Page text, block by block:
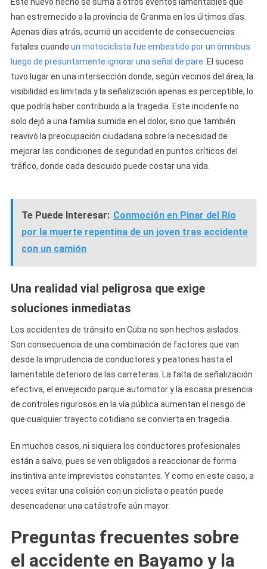
Este nuevo hecho se suma a otros eventos lamentables que
han estremecido a la provincia de Granma en los últimos días.
Apenas días atrás, ocurrió un accidente de consecuencias
fatales cuando un motociclista fue embestido por un ómnibus
luego de presuntamente ignorar una señal de pare. El suceso
tuvo lugar en una intersección donde, según vecinos del área, la
visibilidad es limitada y la señalización apenas es perceptible, lo
que podría haber contribuido a la tragedia. Este incidente no
solo dejó a una familia sumida en el dolor, sino que también
reavivó la preocupación ciudadana sobre la necesidad de
mejorar las condiciones de seguridad en puntos críticos del
tráfico, donde cada descuido puede costar una vida.
Te Puede Interesar: Conmoción en Pinar del Río
por la muerte repentina de un joven tras accidente
con un camión
Una realidad vial peligrosa que exige
soluciones inmediatas
Los accidentes de tránsito en Cuba no son hechos aislados.
Son consecuencia de una combinación de factores que van
desde la imprudencia de conductores y peatones hasta el
lamentable deterioro de las carreteras. La falta de señalización
efectiva, el envejecido parque automotor y la escasa presencia
de controles rigurosos en la vía pública aumentan el riesgo de
que cualquier trayecto cotidiano se convierta en tragedia.
En muchos casos, ni siquiera los conductores profesionales
están a salvo, pues se ven obligados a reaccionar de forma
instintiva ante imprevistos constantes. Y como en este caso, a
veces evitar una colisión con un ciclista o peatón puede
desencadenar una catástrofe aún mayor.
Preguntas frecuentes sobre
el accidente en Bayamo y la